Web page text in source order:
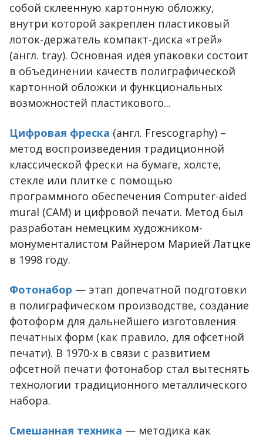
собой склеенную картонную обложку,
внутри которой закреплен пластиковый
лоток-держатель компакт-диска «трей»
(англ. tray). Основная идея упаковки состоит
в объединении качеств полиграфической
картонной обложки и функциональных
возможностей пластикового...
Цифровая фреска (англ. Frescography) –
метод воспроизведения традиционной
классической фрески на бумаге, холсте,
стекле или плитке с помощью
программного обеспечения Computer-aided
mural (CAM) и цифровой печати. Метод был
разработан немецким художником-
монументалистом Райнером Марией Латцке
в 1998 году.
Фотонабор — этап допечатной подготовки
в полиграфическом производстве, создание
фотоформ для дальнейшего изготовления
печатных форм (как правило, для офсетной
печати). В 1970-х в связи с развитием
офсетной печати фотонабор стал вытеснять
технологии традиционного металлического
набора.
Смешанная техника — методика как